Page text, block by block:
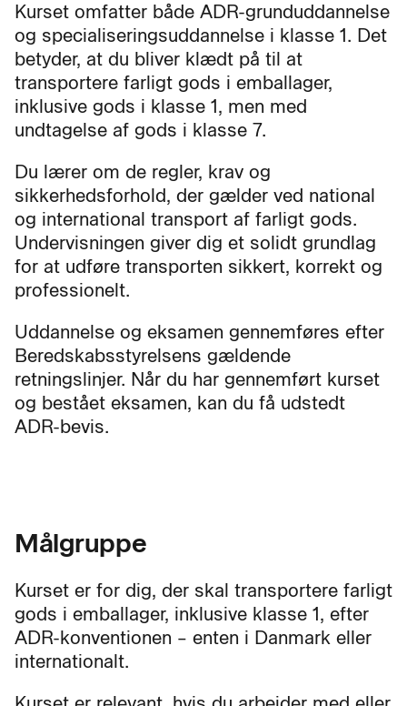
Kurset omfatter både ADR-grunduddannelse
og specialiseringsuddannelse i klasse 1. Det
betyder, at du bliver klædt på til at
transportere farligt gods i emballager,
inklusive gods i klasse 1, men med
undtagelse af gods i klasse 7.
Du lærer om de regler, krav og
sikkerhedsforhold, der gælder ved national
og international transport af farligt gods.
Undervisningen giver dig et solidt grundlag
for at udføre transporten sikkert, korrekt og
professionelt.
Uddannelse og eksamen gennemføres efter
Beredskabsstyrelsens gældende
retningslinjer. Når du har gennemført kurset
og bestået eksamen, kan du få udstedt
ADR-bevis.
Målgruppe
Kurset er for dig, der skal transportere farligt
gods i emballager, inklusive klasse 1, efter
ADR-konventionen – enten i Danmark eller
internationalt.